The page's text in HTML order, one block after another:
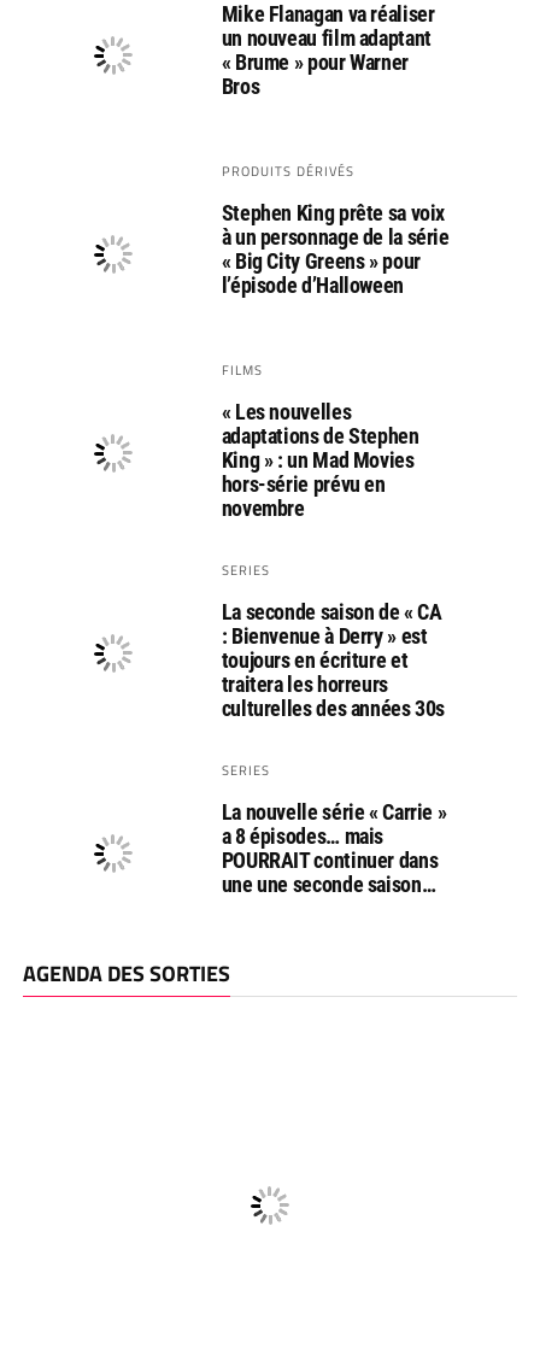
Mike Flanagan va réaliser
un nouveau film adaptant
« Brume » pour Warner
Bros
PRODUITS DÉRIVÉS
Stephen King prête sa voix
à un personnage de la série
« Big City Greens » pour
l’épisode d’Halloween
FILMS
« Les nouvelles
adaptations de Stephen
King » : un Mad Movies
hors-série prévu en
novembre
SERIES
La seconde saison de « CA
: Bienvenue à Derry » est
toujours en écriture et
traitera les horreurs
culturelles des années 30s
SERIES
La nouvelle série « Carrie »
a 8 épisodes… mais
POURRAIT continuer dans
une une seconde saison…
AGENDA DES SORTIES